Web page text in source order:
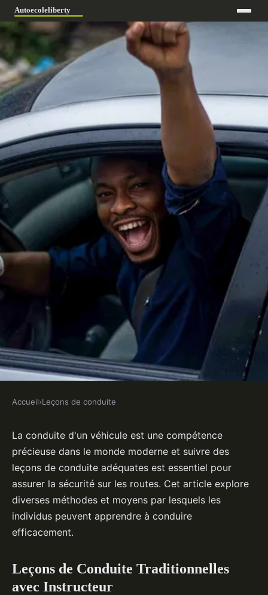
LEÇONS DE CONDUITE
Quels sont les moyens de suivre
une leçon de conduite ?
Wassim• 22 février 2022•3 min de lecture
Accueil›Leçons de conduite
La conduite d'un véhicule est une compétence
précieuse dans le monde moderne et suivre des
leçons de conduite adéquates est essentiel pour
assurer la sécurité sur les routes. Cet article explore
diverses méthodes et moyens par lesquels les
individus peuvent apprendre à conduire
efficacement.
Leçons de Conduite Traditionnelles
avec Instructeur